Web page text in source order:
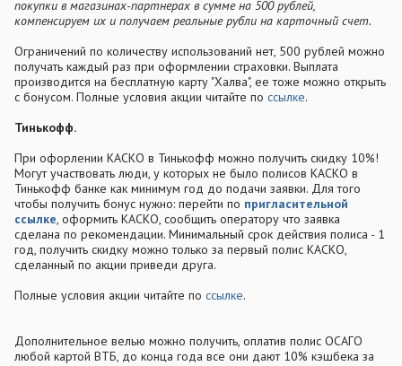
покупки в магазинах-партнерах в сумме на 500 рублей,
компенсируем их и получаем реальные рубли на карточный счет.
Ограничений по количеству использований нет, 500 рублей можно
получать каждый раз при оформлении страховки. Выплата
производится на бесплатную карту "Халва", ее тоже можно открыть
с бонусом. Полные условия акции читайте по ссылке.
Тинькофф.
При офорлении КАСКО в Тинькофф можно получить скидку 10%!
Могут участвовать люди, у которых не было полисов КАСКО в
Тинькофф банке как минимум год до подачи заявки. Для того
чтобы получить бонус нужно: перейти по пригласительной
ссылке, оформить КАСКО, сообщить оператору что заявка
сделана по рекомендации. Минимальный срок действия полиса - 1
год, получить скидку можно только за первый полис КАСКО,
сделанный по акции приведи друга.
Полные условия акции читайте по ссылке.
Дополнительное велью можно получить, оплатив полис ОСАГО
любой картой ВТБ, до конца года все они дают 10% кэшбека за